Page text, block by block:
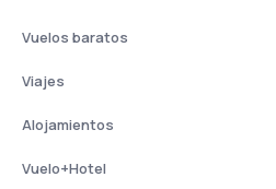
Vuelos baratos
Viajes
Alojamientos
Vuelo+Hotel